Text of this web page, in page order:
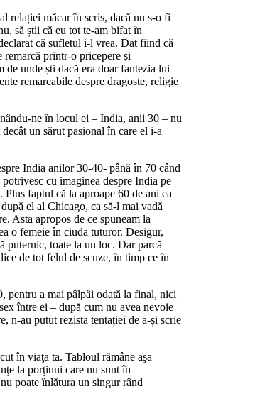
relației măcar în scris, dacă nu s-o fi
să știi că eu tot te-am bifat în
că sufletul i-l vrea. Dat fiind că
remarcă printr-o pricepere și
unde ști dacă era doar fantezia lui
remarcabile despre dragoste, religie
ne în locul ei – India, anii 30 – nu
un sărut pasional în care el i-a
India anilor 30-40- până în 70 când
cu imaginea despre India pe
faptul că la aproape 60 de ani ea
el al Chicago, ca să-l mai vadă
Asta apropos de ce spuneam la
o femeie în ciuda tuturor. Desigur,
puternic, toate la un loc. Dar parcă
de tot felul de scuze, în timp ce în
pentru a mai pâlpâi odată la final, nici
între ei – după cum nu avea nevoie
n-au putut rezista tentației de a-și scrie
în viaţa ta. Tabloul rămâne aşa
la porţiuni care nu sunt în
poate înlătura un singur rând